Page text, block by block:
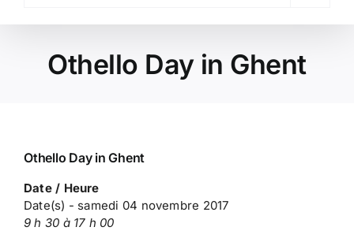
Othello Day in Ghent
Othello Day in Ghent
Date / Heure
Date(s) - samedi 04 novembre 2017
9 h 30 à 17 h 00